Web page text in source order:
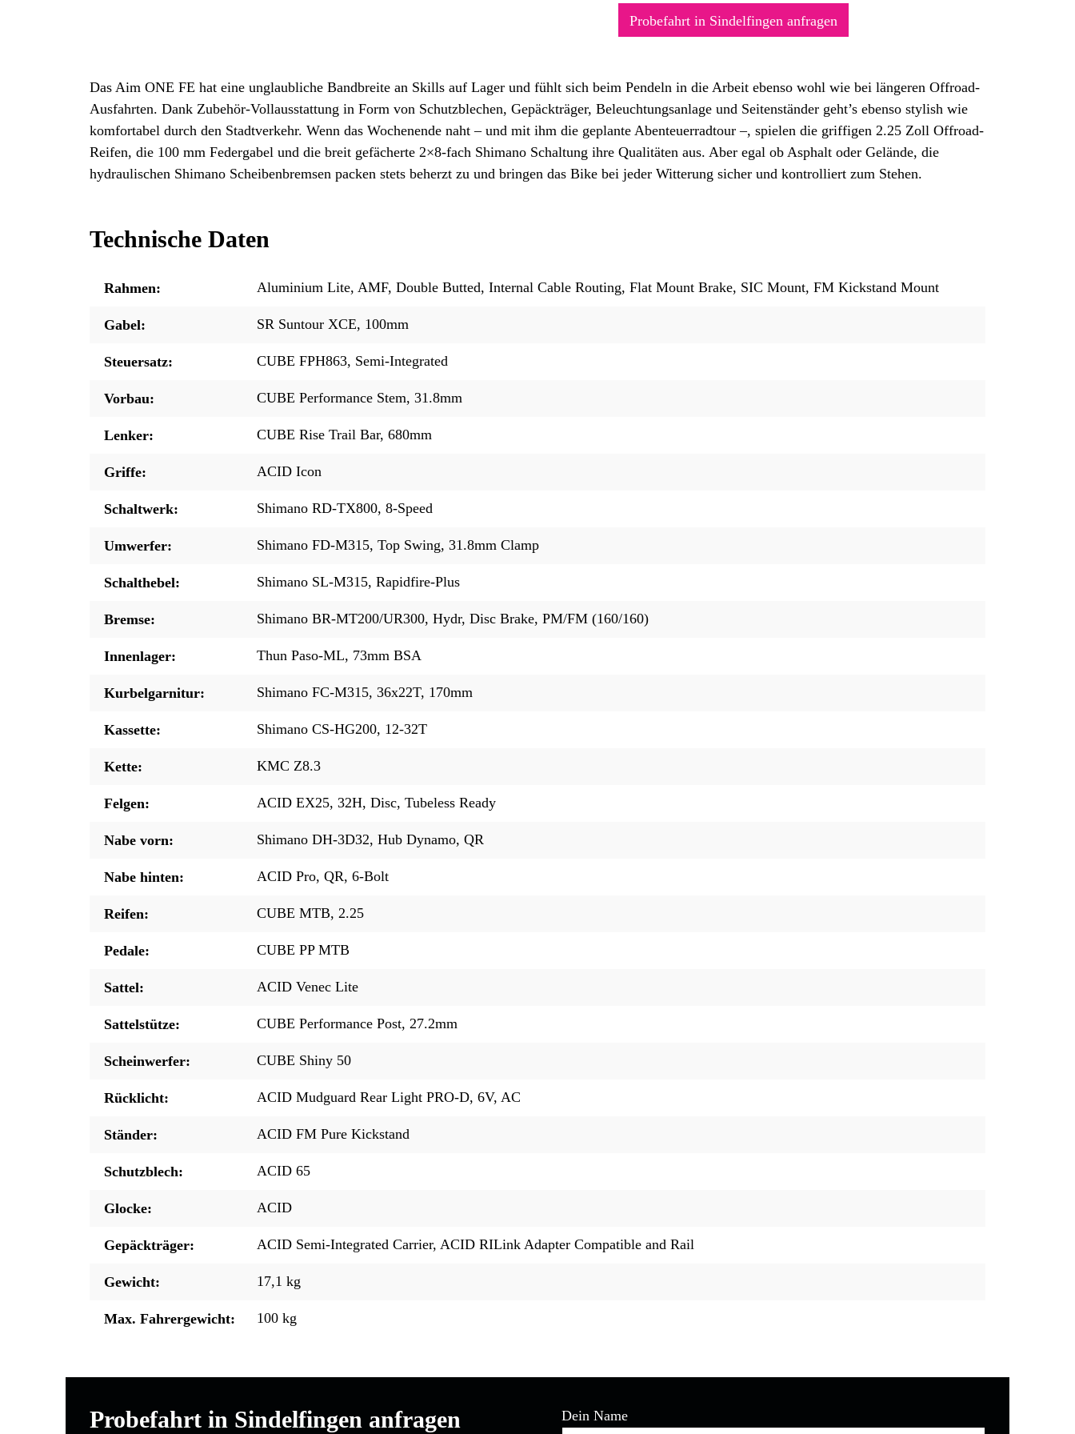
Probefahrt in Sindelfingen anfragen
Das Aim ONE FE hat eine unglaubliche Bandbreite an Skills auf Lager und fühlt sich beim Pendeln in die Arbeit ebenso wohl wie bei längeren Offroad-
Ausfahrten. Dank Zubehör-Vollausstattung in Form von Schutzblechen, Gepäckträger, Beleuchtungsanlage und Seitenständer geht’s ebenso stylish wie
komfortabel durch den Stadtverkehr. Wenn das Wochenende naht – und mit ihm die geplante Abenteuerradtour –, spielen die griffigen 2.25 Zoll Offroad-
Reifen, die 100 mm Federgabel und die breit gefächerte 2×8-fach Shimano Schaltung ihre Qualitäten aus. Aber egal ob Asphalt oder Gelände, die
hydraulischen Shimano Scheibenbremsen packen stets beherzt zu und bringen das Bike bei jeder Witterung sicher und kontrolliert zum Stehen.
Technische Daten
Rahmen: Aluminium Lite, AMF, Double Butted, Internal Cable Routing, Flat Mount Brake, SIC Mount, FM Kickstand Mount
Gabel: SR Suntour XCE, 100mm
Steuersatz: CUBE FPH863, Semi-Integrated
Vorbau: CUBE Performance Stem, 31.8mm
Lenker: CUBE Rise Trail Bar, 680mm
Griffe: ACID Icon
Schaltwerk: Shimano RD-TX800, 8-Speed
Umwerfer: Shimano FD-M315, Top Swing, 31.8mm Clamp
Schalthebel: Shimano SL-M315, Rapidfire-Plus
Bremse: Shimano BR-MT200/UR300, Hydr, Disc Brake, PM/FM (160/160)
Innenlager: Thun Paso-ML, 73mm BSA
Kurbelgarnitur: Shimano FC-M315, 36x22T, 170mm
Kassette: Shimano CS-HG200, 12-32T
Kette: KMC Z8.3
Felgen: ACID EX25, 32H, Disc, Tubeless Ready
Nabe vorn: Shimano DH-3D32, Hub Dynamo, QR
Nabe hinten: ACID Pro, QR, 6-Bolt
Reifen: CUBE MTB, 2.25
Pedale: CUBE PP MTB
Sattel: ACID Venec Lite
Sattelstütze: CUBE Performance Post, 27.2mm
Scheinwerfer: CUBE Shiny 50
Rücklicht: ACID Mudguard Rear Light PRO-D, 6V, AC
Ständer: ACID FM Pure Kickstand
Schutzblech: ACID 65
Glocke: ACID
Gepäckträger: ACID Semi-Integrated Carrier, ACID RILink Adapter Compatible and Rail
Gewicht: 17,1 kg
Max. Fahrergewicht: 100 kg
Probefahrt in Sindelfingen anfragen Dein Name